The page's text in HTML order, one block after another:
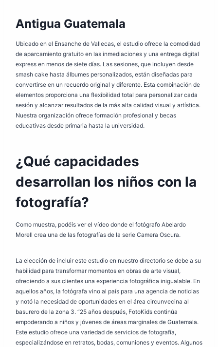
Antigua Guatemala
Ubicado en el Ensanche de Vallecas, el estudio ofrece la comodidad
de aparcamiento gratuito en las inmediaciones y una entrega digital
express en menos de siete días. Las sesiones, que incluyen desde
smash cake hasta álbumes personalizados, están diseñadas para
convertirse en un recuerdo original y diferente. Esta combinación de
elementos proporciona una flexibilidad total para personalizar cada
sesión y alcanzar resultados de la más alta calidad visual y artística.
Nuestra organización ofrece formación profesional y becas
educativas desde primaria hasta la universidad.
¿Qué capacidades
desarrollan los niños con la
fotografía?
Como muestra, podéis ver el vídeo donde el fotógrafo Abelardo
Morell crea una de las fotografías de la serie Camera Oscura.
La elección de incluir este estudio en nuestro directorio se debe a su
habilidad para transformar momentos en obras de arte visual,
ofreciendo a sus clientes una experiencia fotográfica inigualable. En
aquellos años, la fotógrafa vino al país para una agencia de noticias
y notó la necesidad de oportunidades en el área circunvecina al
basurero de la zona 3. “25 años después, FotoKids continúa
empoderando a niños y jóvenes de áreas marginales de Guatemala.
Este estudio ofrece una variedad de servicios de fotografía,
especializándose en retratos, bodas, comuniones y eventos. Algunos